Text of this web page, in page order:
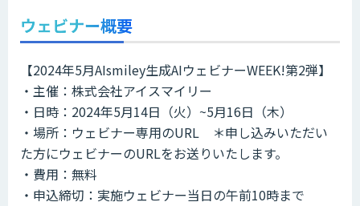
ウェビナー概要
【2024年5月AIsmiley生成AIウェビナーWEEK!第2弾】
・主催：株式会社アイスマイリー
・日時：2024年5月14日（火）~5月16日（木）
・場所：ウェビナー専用のURL ＊申し込みいただい
た方にウェビナーのURLをお送りいたします。
・費用：無料
・申込締切：実施ウェビナー当日の午前10時まで